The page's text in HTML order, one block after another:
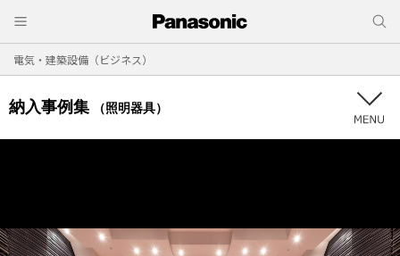
電気・建築設備（ビジネス）
納入事例集 （照明器具）